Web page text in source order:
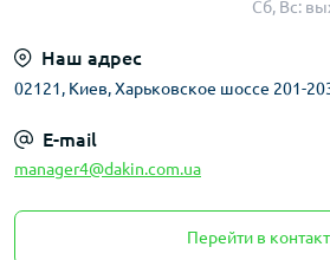
Сб, Вс:
Наш адрес
02121, Киев, Харьковское шоссе 201-
E-mail
manager4@dakin.com.ua
Перейти в